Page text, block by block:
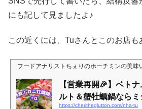
にも記して見ましたよ♪
この近くには、Tuさんとこのお店も
フードアナリストちぇりのホーチミンの美味
【営業再開🎉】ベト
ルト＆蟹牡蠣鍋なら
https://cheritheglutton.com/nha-tu